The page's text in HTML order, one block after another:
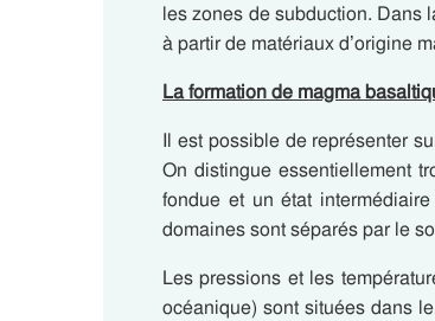
les zones de subduction. Dans
à partir de matériaux d’origine
La formation de magma
Il est possible de représenter
On distingue essentiellement
fondue et un état
domaines sont séparés par le
Les pressions et les
océanique) sont situées dans